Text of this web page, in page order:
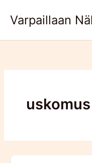
Varpaillaan
uskomus